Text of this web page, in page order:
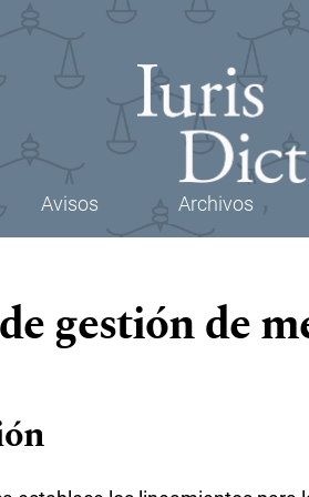
Avisos Archivos
gestión de